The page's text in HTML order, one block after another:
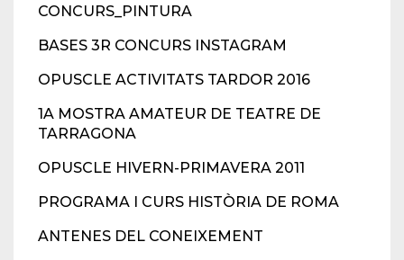
CONCURS_PINTURA
BASES 3R CONCURS INSTAGRAM
OPUSCLE ACTIVITATS TARDOR 2016
1A MOSTRA AMATEUR DE TEATRE DE
TARRAGONA
OPUSCLE HIVERN-PRIMAVERA 2011
PROGRAMA I CURS HISTÒRIA DE ROMA
ANTENES DEL CONEIXEMENT